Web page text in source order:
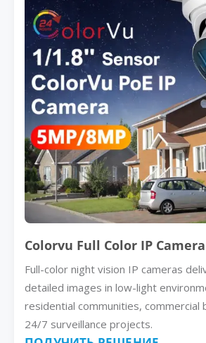
Colorvu Full Color IP Camera
Full-color night vision IP cameras
detailed images in low-light
residential communities, commercial
24/7 surveillance projects.